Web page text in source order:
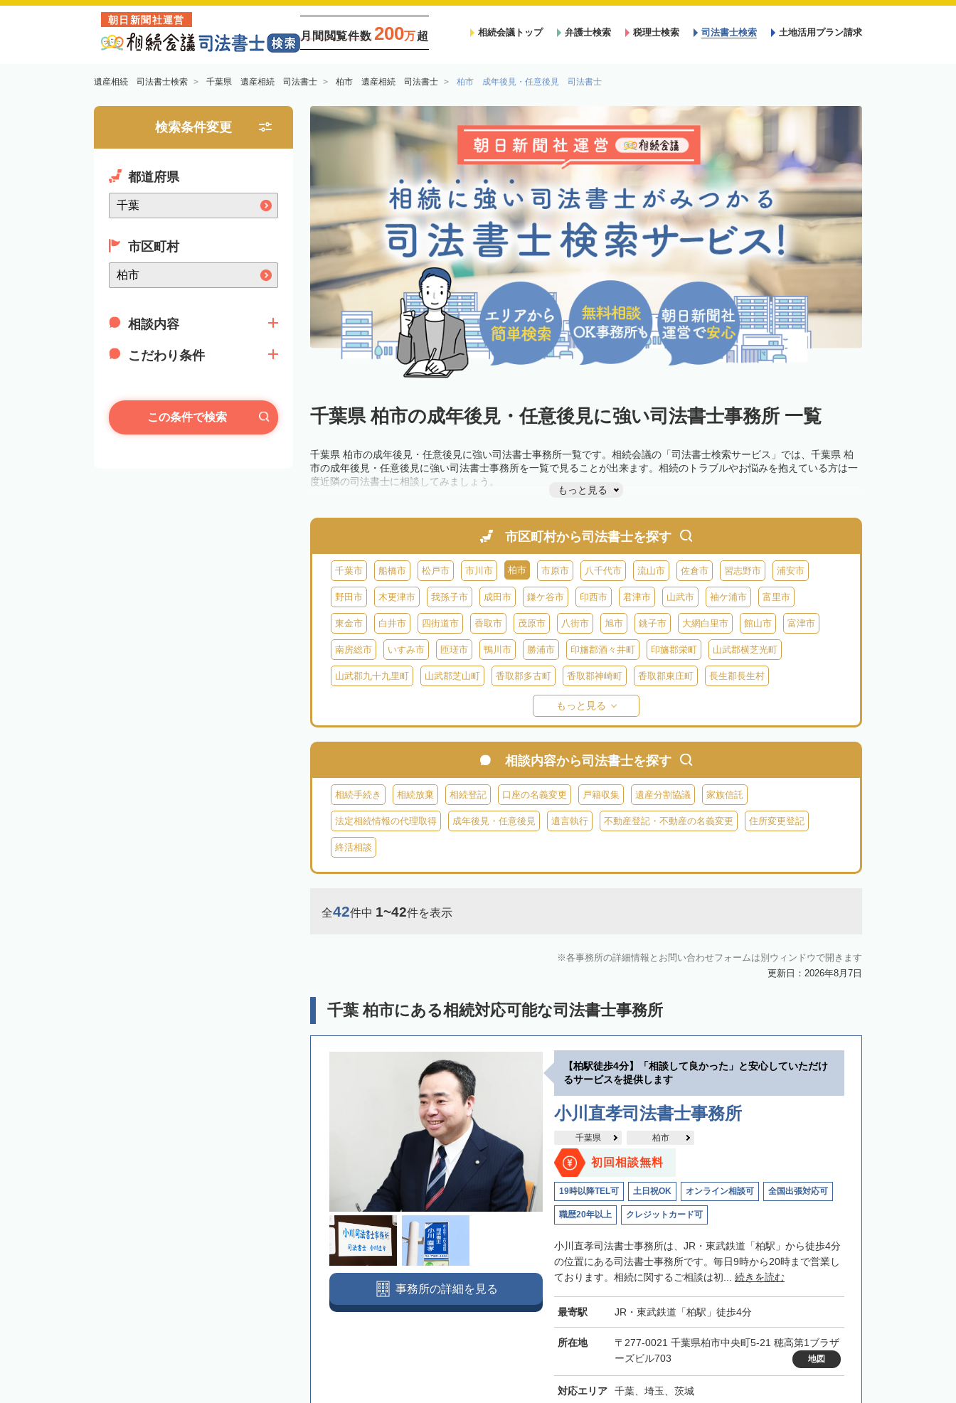
朝日新聞社運営
月間閲覧件数 200万超 相続会議トップ 弁護士検索 税理士検索 司法書士検索 土地活用プラン請求
遺産相続 司法書士検索 千葉県 遺産相続 司法書士 柏市 遺産相続 司法書士 柏市 成年後見・任意後見 司法書士
検索条件変更
都道府県
市区町村
相談内容
こだわり条件
この条件で検索 千葉県 柏市の成年後見・任意後見に強い司法書士事務所 一覧
千葉県 柏市の成年後見・任意後見に強い司法書士事務所一覧です。相続会議の「司法書士検索サービス」では、千葉県 柏
市の成年後見・任意後見に強い司法書士事務所を一覧で見ることが出来ます。相続のトラブルやお悩みを抱えている方は一
度近隣の司法書士に相談してみましょう。
もっと見る
市区町村から司法書士を探す
千葉市 船橋市 松戸市 市川市 柏市 市原市 八千代市 流山市 佐倉市 習志野市 浦安市
野田市 木更津市 我孫子市 成田市 鎌ケ谷市 印西市 君津市 山武市 袖ケ浦市 富里市
東金市 白井市 四街道市 香取市 茂原市 八街市 旭市 銚子市 大網白里市 館山市 富津市
南房総市 いすみ市 匝瑳市 鴨川市 勝浦市 印旛郡酒々井町 印旛郡栄町 山武郡横芝光町
山武郡九十九里町 山武郡芝山町 香取郡多古町 香取郡神崎町 香取郡東庄町 長生郡長生村
長生郡睦沢町
安房郡鋸南町
もっと見る
相談内容から司法書士を探す
相続手続き 相続放棄 相続登記 口座の名義変更 戸籍収集 遺産分割協議 家族信託
法定相続情報の代理取得 成年後見・任意後見 遺言執行 不動産登記・不動産の名義変更 住所変更登記
終活相談
全42件中 1~42件を表示
各事務所の詳細情報とお問い合わせフォームは別ウィンドウで開きます
更新日：2026年8月7日
千葉 柏市にある相続対応可能な司法書士事務所
【柏駅徒歩4分】「相談して良かった」と安心していただけ
るサービスを提供します
小川直孝司法書士事務所
千葉県 柏市
初回相談無料
19時以降TEL可 土日祝OK オンライン相談可 全国出張対応可
職歴20年以上 クレジットカード可
小川直孝司法書士事務所は、JR・東武鉄道「柏駅」から徒歩4分
の位置にある司法書士事務所です。毎日9時から20時まで営業し
ております。相続に関するご相談は初... 続きを読む
最寄駅 JR・東武鉄道「柏駅」徒歩4分
所在地
〒277-0021 千葉県柏市中央町5-21 穂高第1ブラザ
ーズビル703
地図
対応エリア 千葉、埼玉、茨城
事務所の詳細を見る